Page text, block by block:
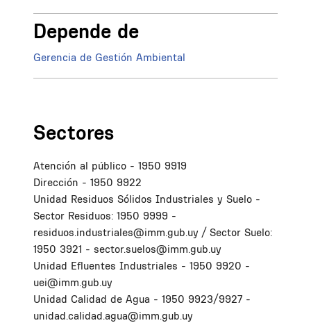
Depende de
Gerencia de Gestión Ambiental
Sectores
Atención al público - 1950 9919
Dirección - 1950 9922
Unidad Residuos Sólidos Industriales y Suelo -
Sector Residuos: 1950 9999 -
residuos.industriales@imm.gub.uy / Sector Suelo:
1950 3921 - sector.suelos@imm.gub.uy
Unidad Efluentes Industriales - 1950 9920 -
uei@imm.gub.uy
Unidad Calidad de Agua - 1950 9923/9927 -
unidad.calidad.agua@imm.gub.uy